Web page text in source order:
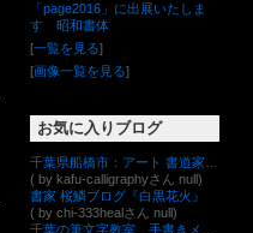
「page2016」に出展いたしま
す 昭和書体
[一覧を見る]
[画像一覧を見る]
お気に入りブログ
( by kafu-calligraphyさん null)
書家 桜鱗ブログ『白黒花火』
( by chi-333healさん null)